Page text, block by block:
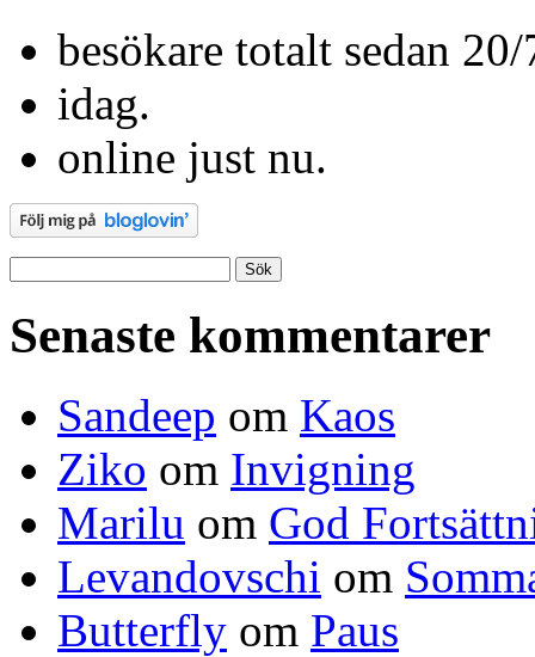
besökare totalt sedan
idag.
online just nu.
efter:
Senaste kommentarer
Sandeep om Kaos
Ziko om Invigning
Marilu om God
Levandovschi om
Butterfly om Paus